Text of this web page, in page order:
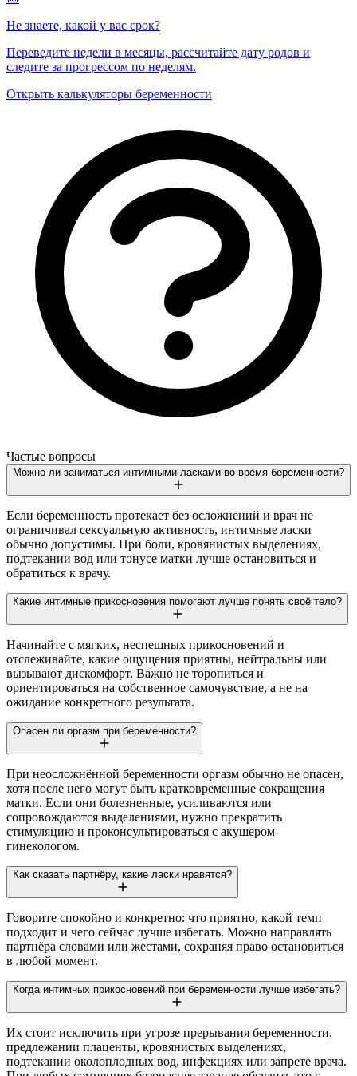
Не знаете, какой у вас срок?
Переведите недели в месяцы, рассчитайте дату родов и
следите за прогрессом по неделям.
Открыть калькуляторы беременности
Частые вопросы
Можно ли заниматься интимными ласками во время беременности?
Если беременность протекает без осложнений и врач не
ограничивал сексуальную активность, интимные ласки
обычно допустимы. При боли, кровянистых выделениях,
подтекании вод или тонусе матки лучше остановиться и
обратиться к врачу.
Какие интимные прикосновения помогают лучше понять своё тело?
Начинайте с мягких, неспешных прикосновений и
отслеживайте, какие ощущения приятны, нейтральны или
вызывают дискомфорт. Важно не торопиться и
ориентироваться на собственное самочувствие, а не на
ожидание конкретного результата.
Опасен ли оргазм при беременности?
При неосложнённой беременности оргазм обычно не опасен,
хотя после него могут быть кратковременные сокращения
матки. Если они болезненные, усиливаются или
сопровождаются выделениями, нужно прекратить
стимуляцию и проконсультироваться с акушером-
гинекологом.
Как сказать партнёру, какие ласки нравятся?
Говорите спокойно и конкретно: что приятно, какой темп
подходит и чего сейчас лучше избегать. Можно направлять
партнёра словами или жестами, сохраняя право остановиться
в любой момент.
Когда интимных прикосновений при беременности лучше избегать?
Их стоит исключить при угрозе прерывания беременности,
предлежании плаценты, кровянистых выделениях,
подтекании околоплодных вод, инфекциях или запрете врача.